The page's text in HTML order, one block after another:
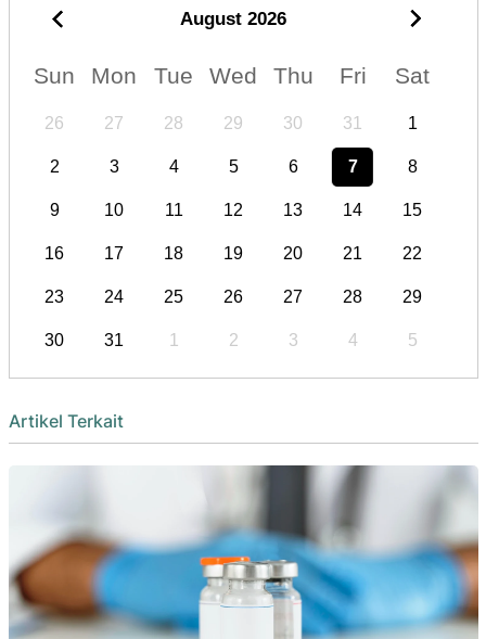
August 2026
Sun Mon Tue Wed Thu Fri Sat
26 27 28 29 30 31 1
2 3 4 5 6 7 8
9 10 11 12 13 14 15
16 17 18 19 20 21 22
23 24 25 26 27 28 29
30 31 1 2 3 4 5
Artikel Terkait